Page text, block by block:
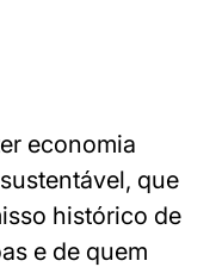
economia
que
histórico de
e de quem